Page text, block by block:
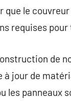
le
requises
de
jour de
les panneaux